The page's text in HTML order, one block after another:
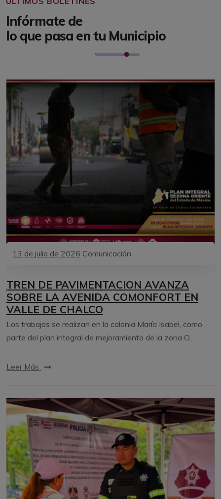
Infórmate de
lo que pasa en tu Municipio
13 de julio de 2026 Comunicación
TREN DE PAVIMENTACION AVANZA
SOBRE LA AVENIDA COMONFORT EN
VALLE DE CHALCO
Los trabajos se realizan en la colonia María Isabel, como
parte del plan integral de mejoramiento de la zona O...
Leer Más